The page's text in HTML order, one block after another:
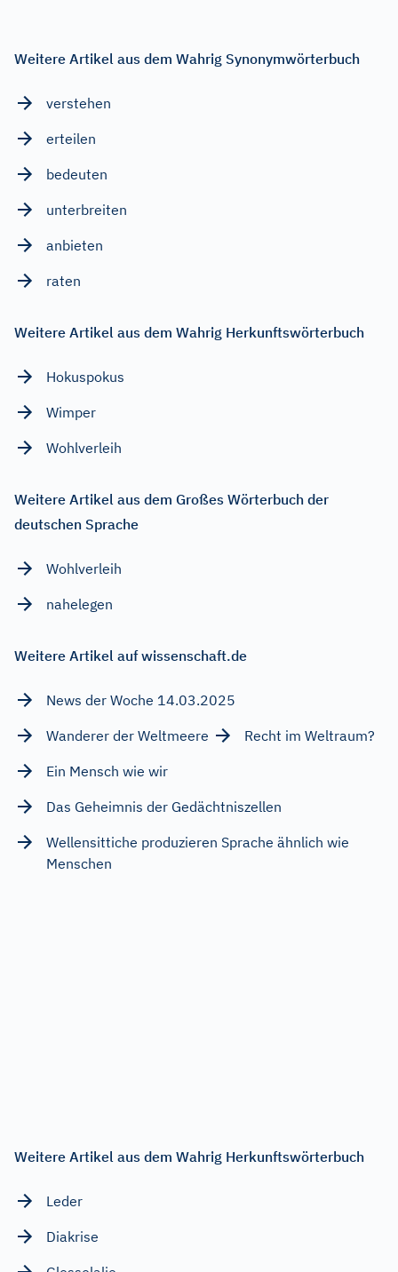
Weitere Artikel aus dem Wahrig Synonymwörterbuch
verstehen
erteilen
bedeuten
unterbreiten
anbieten
raten
Weitere Artikel aus dem Wahrig Herkunftswörterbuch
Hokuspokus
Wimper
Wohlverleih
Weitere Artikel aus dem Großes Wörterbuch der
deutschen Sprache
Wohlverleih
nahelegen
Weitere Artikel auf wissenschaft.de
News der Woche 14.03.2025
Wanderer der Weltmeere
Recht im Weltraum?
Ein Mensch wie wir
Das Geheimnis der Gedächtniszellen
Wellensittiche produzieren Sprache ähnlich wie
Menschen
Weitere Artikel aus dem Wahrig Herkunftswörterbuch
Leder
Diakrise